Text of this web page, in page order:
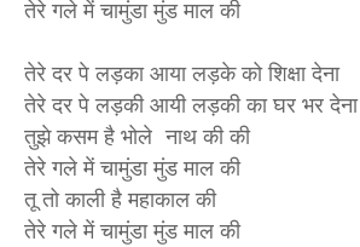
तेरे गले में चामुंडा मुंड माल की
तेरे दर पे लड़का आया लड़के को शिक्षा देना
तेरे दर पे लड़की आयी लड़की का घर भर देना
तुझे कसम है भोले नाथ की की
तेरे गले में चामुंडा मुंड माल की
तू तो काली है महाकाल की
तेरे गले में चामुंडा मुंड माल की